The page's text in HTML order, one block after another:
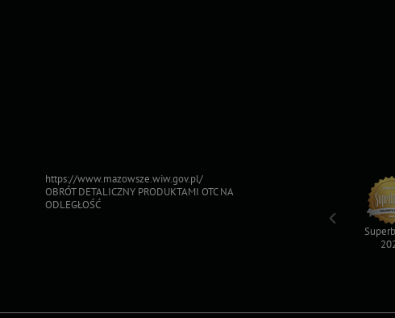
https://www.mazowsze.wiw.gov.pl/
OBRÓT DETALICZNY PRODUKTAMI OTC NA
ODLEGŁOŚĆ